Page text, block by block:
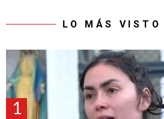
LO MÁS VISTO
1